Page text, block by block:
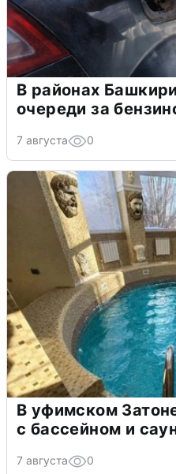
В районах
очереди за
7 августа 0
В уфимском
с бассейном и
7 августа 0